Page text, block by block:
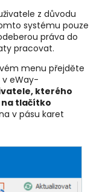
z důvodu
systému pouze
práva do
pracovat.
menu přejděte
eWay-
kterého
tlačítko
v pásu karet